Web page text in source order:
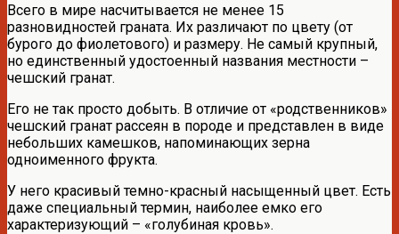
Всего в мире насчитывается не менее 15
разновидностей граната. Их различают по цвету (от
бурого до фиолетового) и размеру. Не самый крупный,
но единственный удостоенный названия местности –
чешский гранат.
Его не так просто добыть. В отличие от «родственников»
чешский гранат рассеян в породе и представлен в виде
небольших камешков, напоминающих зерна
одноименного фрукта.
У него красивый темно-красный насыщенный цвет. Есть
даже специальный термин, наиболее емко его
характеризующий – «голубиная кровь».